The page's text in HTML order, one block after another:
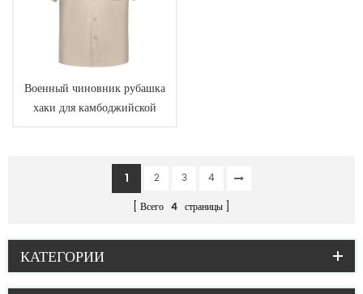
Военный чиновник рубашка
хаки для камбоджийской
1 2 3
4
Всего 4 страницы
КАТЕГОРИИ